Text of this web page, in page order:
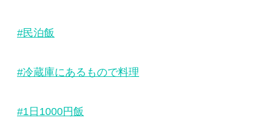
#民泊飯
#冷蔵庫にあるもので料理
#1日1000円飯